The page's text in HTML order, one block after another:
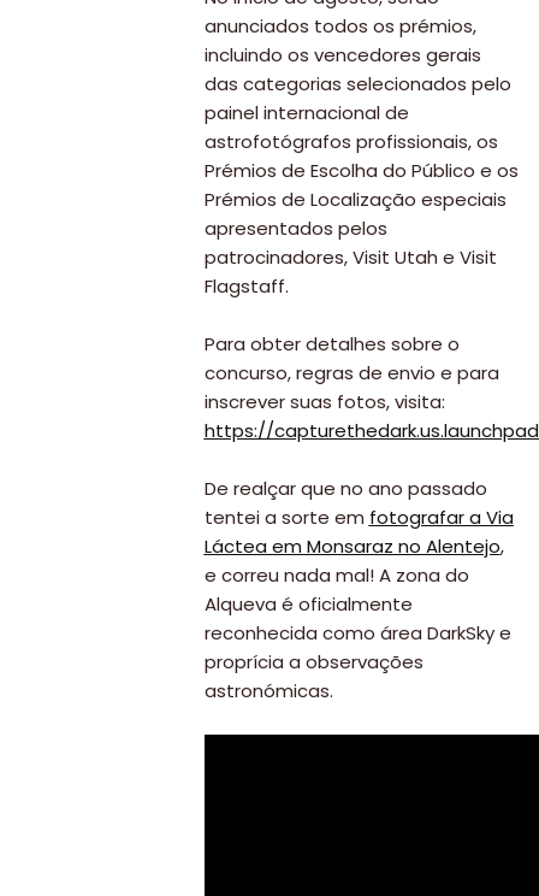
Viajar
Onde
dormir?
Lifestyle
Restaurantes
Praias
anunciados todos os prémios,
incluindo os vencedores gerais
das categorias selecionados pelo
painel internacional de
astrofotógrafos profissionais, os
Prémios de Escolha do Público e os
Prémios de Localização especiais
apresentados pelos
patrocinadores, Visit Utah e Visit
Flagstaff.
Para obter detalhes sobre o
concurso, regras de envio e para
inscrever suas fotos, visita:
https://
De realçar que no ano passado
tentei a sorte em fotografar a Via
Láctea em Monsaraz no Alentejo,
e correu nada mal! A zona do
Alqueva é oficialmente
reconhecida como área DarkSky e
proprícia a observações
astronómicas.